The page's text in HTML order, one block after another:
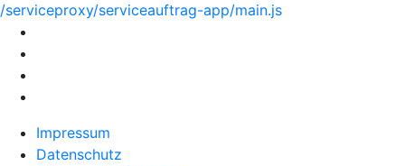
/serviceproxy/serviceauftrag-app/main.js
Impressum
Datenschutz